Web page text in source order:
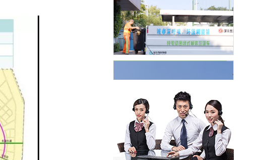
道路清扫保洁
垃圾收集清运